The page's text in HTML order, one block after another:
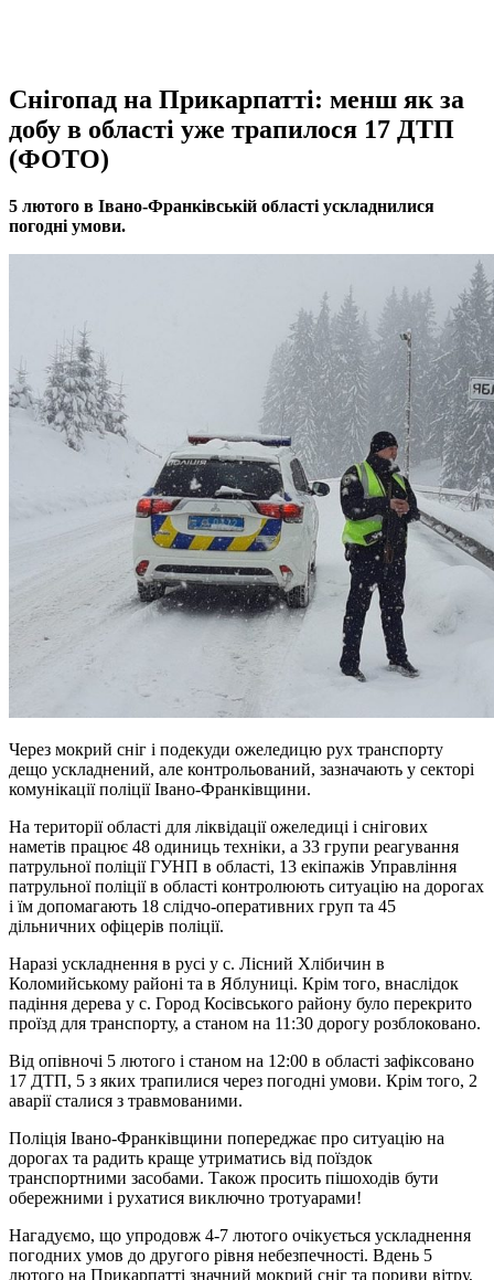
Cнігопад на Прикарпатті: менш як за
добу в області уже трапилося 17 ДТП
(ФОТО)
5 лютого в Івано-Франківській області ускладнилися
погодні умови.
Через мокрий сніг і подекуди ожеледицю рух транспорту
дещо ускладнений, але контрольований, зазначають у секторі
комунікації поліції Івано-Франківщини.
На території області для ліквідації ожеледиці і снігових
наметів працює 48 одиниць техніки, а 33 групи реагування
патрульної поліції ГУНП в області, 13 екіпажів Управління
патрульної поліції в області контролюють ситуацію на дорогах
і їм допомагають 18 слідчо-оперативних груп та 45
дільничних офіцерів поліції.
Наразі ускладнення в русі у с. Лісний Хлібичин в
Коломийському районі та в Яблуниці. Крім того, внаслідок
падіння дерева у с. Город Косівського району було перекрито
проїзд для транспорту, а станом на 11:30 дорогу розблоковано.
Від опівночі 5 лютого і станом на 12:00 в області зафіксовано
17 ДТП, 5 з яких трапилися через погодні умови. Крім того, 2
аварії сталися з травмованими.
Поліція Івано-Франківщини попереджає про ситуацію на
дорогах та радить краще утриматись від поїздок
транспортними засобами. Також просить пішоходів бути
обережними і рухатися виключно тротуарами!
Нагадуємо, що упродовж 4-7 лютого очікується ускладнення
погодних умов до другого рівня небезпечності. Вдень 5
лютого на Прикарпатті значний мокрий сніг та пориви вітру,